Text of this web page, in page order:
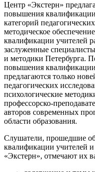
Центр «Экстерн»
повышения
категорий
методическое
квалификации учителей
заслуженные
и методики Петербурга.
повышения
предлагаются только
педагогических
психологические
профессорско-
авторов современных
области образования.
Слушатели, прошедшие
квалификации учителей
«Экстерн», отмечают их